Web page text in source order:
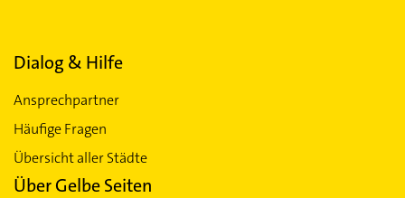
Dialog & Hilfe
Ansprechpartner
Häufige Fragen
Übersicht aller Städte
Über Gelbe Seiten